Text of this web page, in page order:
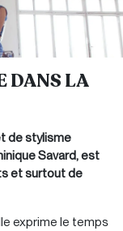
DANS LA
de stylisme
Savard, est
et surtout de
exprime le temps